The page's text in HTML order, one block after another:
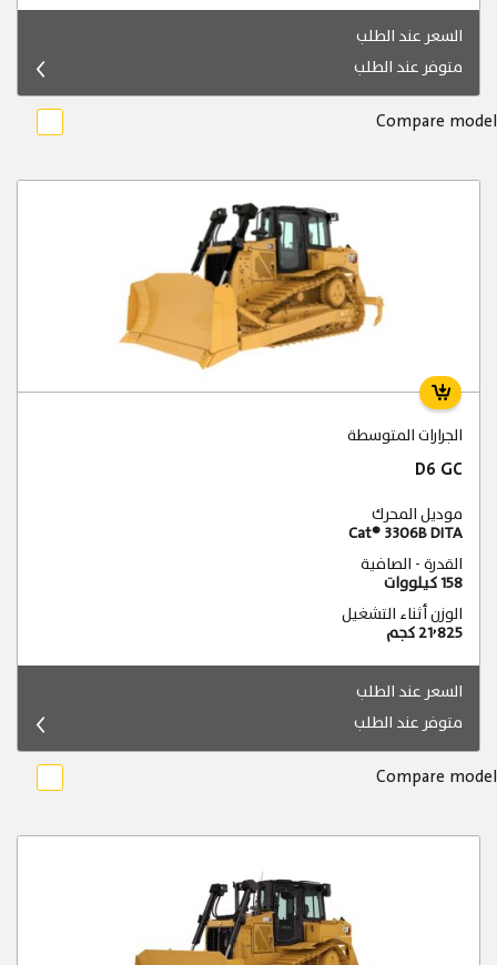
السعر عند الطلب
متوفر عند الطلب
Compare model
الجرارات المتوسطة
D6 GC
موديل المحرك
Cat® 3306B DITA
القدرة - الصافية
158 كيلووات
الوزن أثناء التشغيل
21٬825 كجم
السعر عند الطلب
متوفر عند الطلب
Compare model